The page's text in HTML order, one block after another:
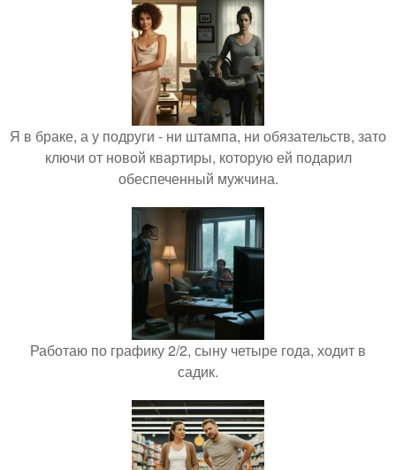
Я в браке, а у подруги - ни штампа, ни обязательств, зато
ключи от новой квартиры, которую ей подарил
обеспеченный мужчина.
Работаю по графику 2/2, сыну четыре года, ходит в
садик.